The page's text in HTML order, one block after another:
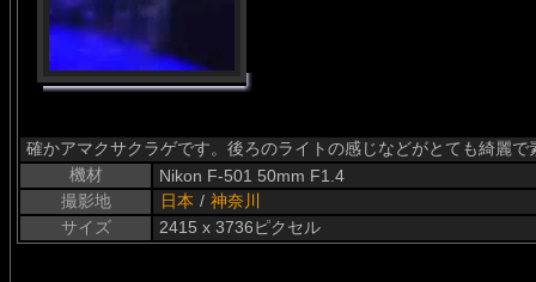
確かアマクサクラゲです。後ろのライトの感じなどがとても綺麗で
機材
Nikon F-501 50mm F1.4
撮影地
日本 / 神奈川
サイズ
2415 x 3736ピクセル